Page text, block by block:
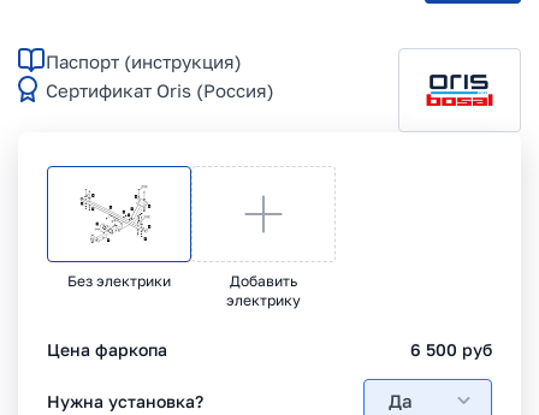
Паспорт (инструкция)
Сертификат Oris (Россия)
Без электрики
Добавить
электрику
Цена фаркопа 6 500 руб
Нужна установка? Да